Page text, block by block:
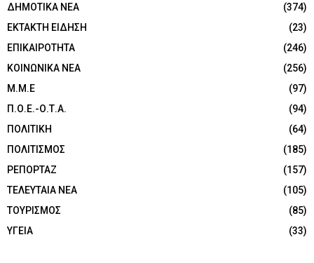
ΔΗΜΟΤΙΚΑ ΝΕΑ
(374)
ΕΚΤΑΚΤΗ ΕΙΔΗΣΗ
(23)
ΕΠΙΚΑΙΡΟΤΗΤΑ
(246)
ΚΟΙΝΩΝΙΚΑ ΝΕΑ
(256)
Μ.Μ.Ε
(97)
Π.Ο.Ε.-Ο.Τ.Α.
(94)
ΠΟΛΙΤΙΚΗ
(64)
ΠΟΛΙΤΙΣΜΟΣ
(185)
ΡΕΠΟΡΤΑΖ
(157)
ΤΕΛΕΥΤΑΙΑ ΝΕΑ
(105)
ΤΟΥΡΙΣΜΟΣ
(85)
ΥΓΕΙΑ
(33)